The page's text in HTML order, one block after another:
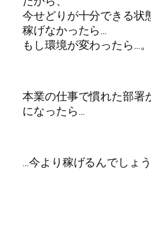
今せどりが十分できる状
稼げなかったら…
もし環境が変わったら…。
本業の仕事で慣れた部署
になったら…
…今より稼げるんでしょ